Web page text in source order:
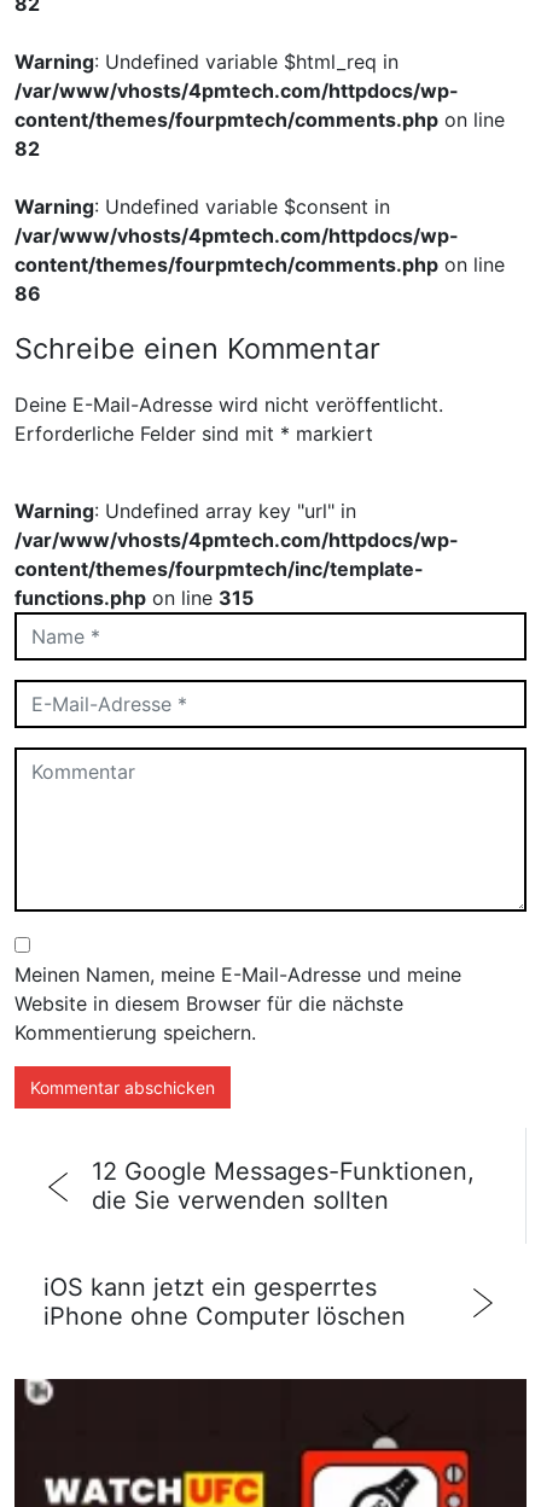
Warning: Undefined variable $html_req in
/var/www/vhosts/4pmtech.com/httpdocs/wp-
content/themes/fourpmtech/comments.php on line
82
Warning: Undefined variable $consent in
/var/www/vhosts/4pmtech.com/httpdocs/wp-
content/themes/fourpmtech/comments.php on line
86
Schreibe einen Kommentar
Deine E-Mail-Adresse wird nicht veröffentlicht.
Erforderliche Felder sind mit * markiert
Warning: Undefined array key "url" in
/var/www/vhosts/4pmtech.com/httpdocs/wp-
content/themes/fourpmtech/inc/template-
functions.php on line 315
Meinen Namen, meine E-Mail-Adresse und meine
Website in diesem Browser für die nächste
Kommentierung speichern.
12 Google Messages-Funktionen,
die Sie verwenden sollten
iOS kann jetzt ein gesperrtes
iPhone ohne Computer löschen